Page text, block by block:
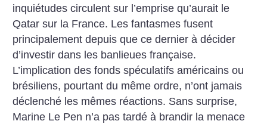
inquiétudes circulent sur l’emprise qu’aurait le
Qatar sur la France. Les fantasmes fusent
principalement depuis que ce dernier à décider
d’investir dans les banlieues française.
L’implication des fonds spéculatifs américains ou
brésiliens, pourtant du même ordre, n’ont jamais
déclenché les mêmes réactions. Sans surprise,
Marine Le Pen n’a pas tardé à brandir la menace